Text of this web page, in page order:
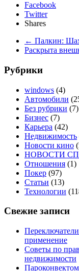
Facebook
Twitter
Shares
← Палкин:
Раскрыта
Рубрики
windows (4)
Автомобили
Без рубрики (7)
Бизнес (7)
Карьера (42)
Недвижимость
Новости кино
НОВОСТИ
Отношения (1)
Покер (97)
Статьи (13)
Технологии
Свежие записи
применение
Советы по
недвижимости